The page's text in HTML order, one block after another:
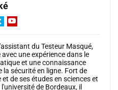
du Testeur Masqué,
une expérience dans le
et une connaissance
la sécurité en ligne. Fort de
de ses études en sciences et
de Bordeaux, il